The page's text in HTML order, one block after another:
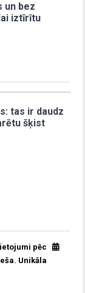
un bez
iztīrītu
tas ir daudz
šķist
pēc
Unikāla